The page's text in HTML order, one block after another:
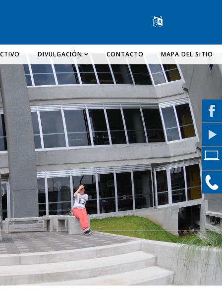
Change
DIVULGACIÓN CONTACTO MAPA DEL SITIO